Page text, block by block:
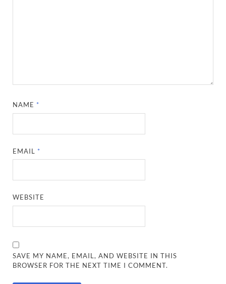
NAME *
EMAIL *
WEBSITE
SAVE MY NAME, EMAIL, AND WEBSITE IN THIS
BROWSER FOR THE NEXT TIME I COMMENT.